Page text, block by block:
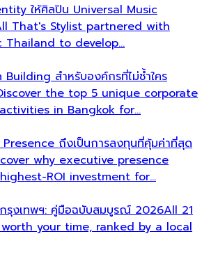
ให้ศิลปิน Universal Music
That's Stylist partnered with
Thailand to develop…
สำหรับองค์กรที่ไม่ซ้ำใคร
the top 5 unique corporate
in Bangkok for…
ถึงเป็นการลงทุนที่คุ้มค่าที่สุด
why executive presence
ROI investment for…
รุงเทพฯ: คู่มือฉบับสมบูรณ์ 2026All 21
your time, ranked by a local